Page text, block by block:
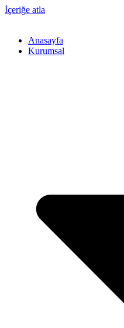
İçeriğe atla
Anasayfa
Kurumsal